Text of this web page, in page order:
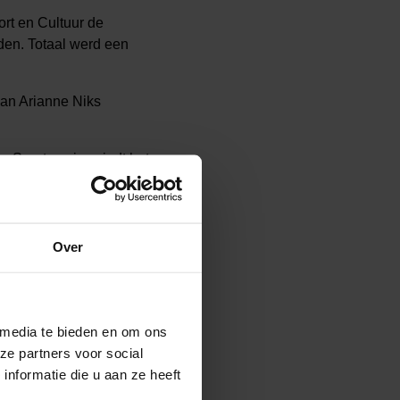
Over
te bieden en om ons
partners voor social
die u aan ze heeft
en Cultuur de
Totaal werd een
Arianne Niks
Sportservice vindt het
Tessa Brouwer is
was blij met de actie